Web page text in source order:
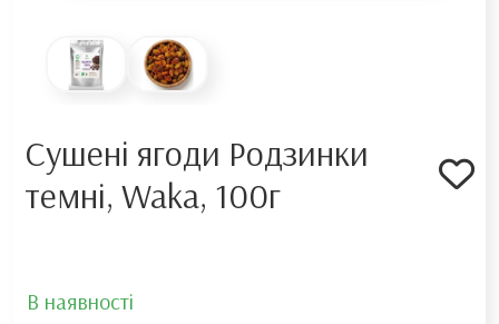
Сушені ягоди Родзинки
темні, Waka, 100г
В наявності